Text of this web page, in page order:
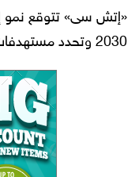
2030 وتحدد مستهدفات 2026